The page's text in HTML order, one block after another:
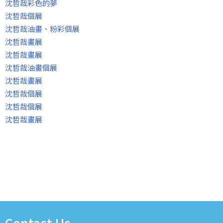
沈哲哉彩色的夢
沈哲哉個展
沈哲哉油畫、粉彩個展
沈哲哉畫展
沈哲哉畫展
沈哲哉油畫個展
沈哲哉畫展
沈哲哉個展
沈哲哉個展
沈哲哉畫展